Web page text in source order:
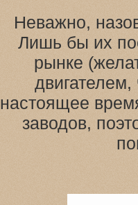
Неважно,
Лишь бы их
рынке
настоящее
заводов,